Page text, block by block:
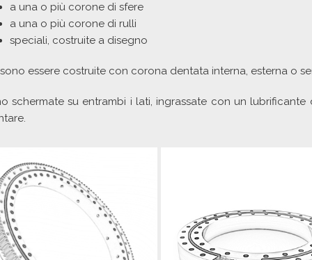
a una o più corone di sfere
a una o più corone di rulli
speciali, costruite a disegno
essere costruite con corona dentata interna, esterna o
schermate su entrambi i lati, ingrassate con un